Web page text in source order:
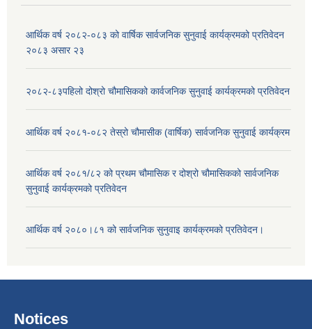
आर्थिक वर्ष २०८२-०८३ को वार्षिक सार्वजनिक सुनुवाई कार्यक्रमको प्रतिवेदन
२०८३ असार २३
२०८२-८३पहिलो दोश्रो चौमासिकको कार्वजनिक सुनुवाई कार्यक्रमको प्रतिवेदन
आर्थिक वर्ष २०८१-०८२ तेस्रो चौमासीक (वार्षिक) सार्वजनिक सुनुवाई कार्यक्रम
आर्थिक वर्ष २०८१/८२ को प्रथम चौमासिक र दोश्रो चौमासिकको सार्वजनिक
सुनुवाई कार्यक्रमको प्रतिवेदन
आर्थिक वर्ष २०८०।८१ को सार्वजनिक सुनुवाइ कार्यक्रमको प्रतिवेदन।
Notices